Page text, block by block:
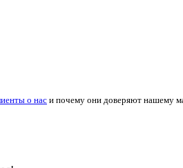
о нас и почему они доверяют нашему